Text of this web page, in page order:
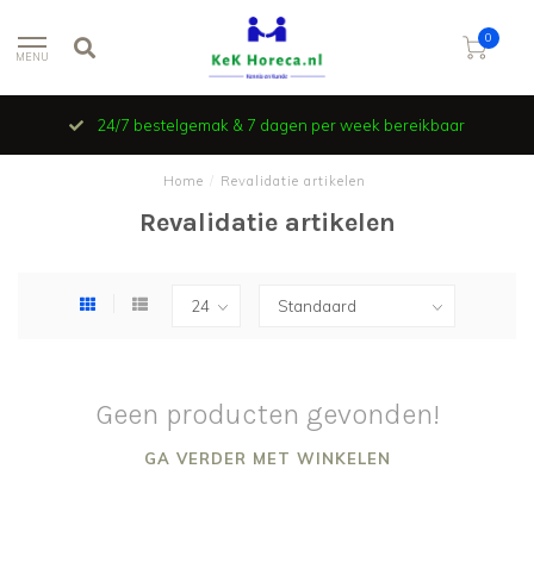
MENU
0
24/7 bestelgemak & 7 dagen per week bereikbaar
Home Revalidatie artikelen
Revalidatie artikelen
Geen producten gevonden!
GA VERDER MET WINKELEN